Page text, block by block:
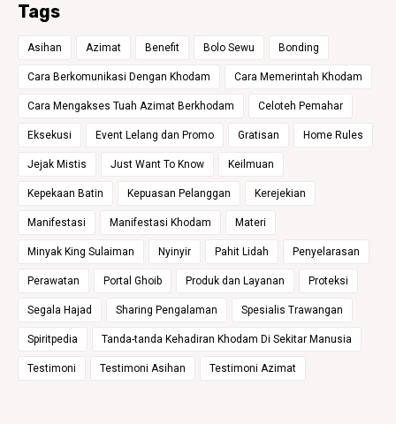
Tags
Asihan Azimat Benefit Bolo Sewu Bonding
Cara Berkomunikasi Dengan Khodam Cara Memerintah Khodam
Cara Mengakses Tuah Azimat Berkhodam Celoteh Pemahar
Eksekusi Event Lelang dan Promo Gratisan Home Rules
Jejak Mistis Just Want To Know Keilmuan
Kepekaan Batin Kepuasan Pelanggan Kerejekian
Manifestasi Manifestasi Khodam Materi
Minyak King Sulaiman Nyinyir Pahit Lidah Penyelarasan
Perawatan Portal Ghoib Produk dan Layanan Proteksi
Segala Hajad Sharing Pengalaman Spesialis Trawangan
Spiritpedia Tanda-tanda Kehadiran Khodam Di Sekitar Manusia
Testimoni Testimoni Asihan Testimoni Azimat